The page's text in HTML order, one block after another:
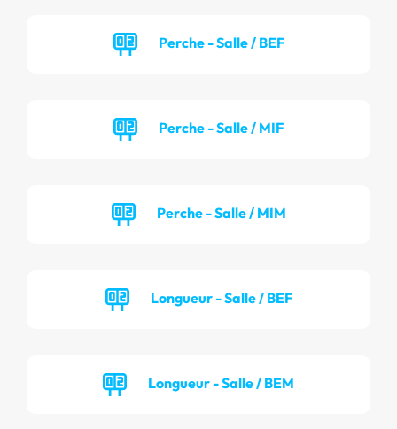
Perche - Salle / BEF
Perche - Salle / MIF
Perche - Salle / MIM
Longueur - Salle / BEF
Longueur - Salle / BEM